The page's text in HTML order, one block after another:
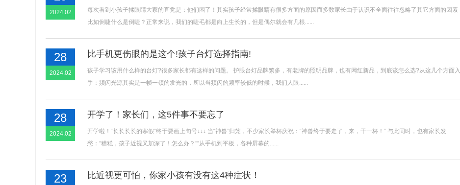
2024.02
每次看到小孩子揉眼睛大家的直觉是：他们困了！其实孩子经常揉眼睛有很多方面的原因而多数家长由于认识不全面往往忽略了其它方面的因素
比如倒睫什么是倒睫？正常来说，我们的睫毛都是向上生长的，但是偶尔就会有几根......
28
2024.02
比手机更伤眼的是这个!孩子台灯选择指南!
孩子学习该用什么样的台灯?很多家长都有这样的问题。 护眼台灯品牌繁多，有老牌的照明品牌，也有网红新品，到底该怎么选?从这几个方面入
手：频闪光源其实是一帧一顿的发光的，所以当频闪的频率较低的时候，我们人眼......
28
2024.02
开学了！家长们，这5件事不要忘了
开学啦！“长长长长的寒假”终于要画上句号↓↓↓ 当“神兽”归笼，不少家长举杯庆祝：“神兽终于要走了，来，干一杯！” 与此同时，也有家长发
愁：“糟糕，孩子近视又加深了！怎么办？”“从手机到平板，各种屏幕的......
23 比近视更可怕，你家小孩有没有这4种症状！